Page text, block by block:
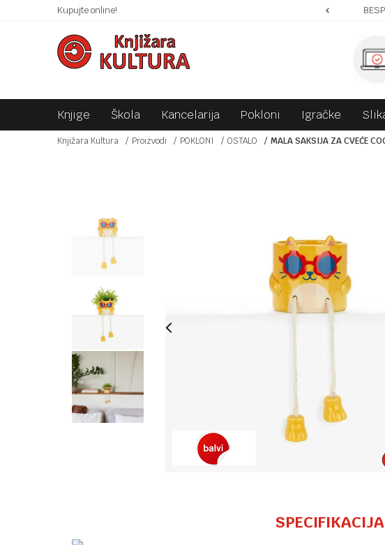
Kupujte online!SIGURNO PLAĆANJE PLATNIM KARTICAMA!
Knjige Škola Kancelarija Pokloni Igračke
Knjižara Kultura Proizvodi POKLONI OSTALO MALA SAKSIJA ZA CVEĆE
SPECIFIKACIJA